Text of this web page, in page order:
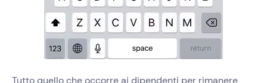
Tutto quello che occorre ai dipendenti per rimanere